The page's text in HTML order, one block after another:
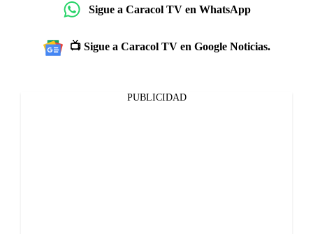
Sigue a Caracol TV en WhatsApp
📺 Sigue a Caracol TV en Google Noticias.
PUBLICIDAD